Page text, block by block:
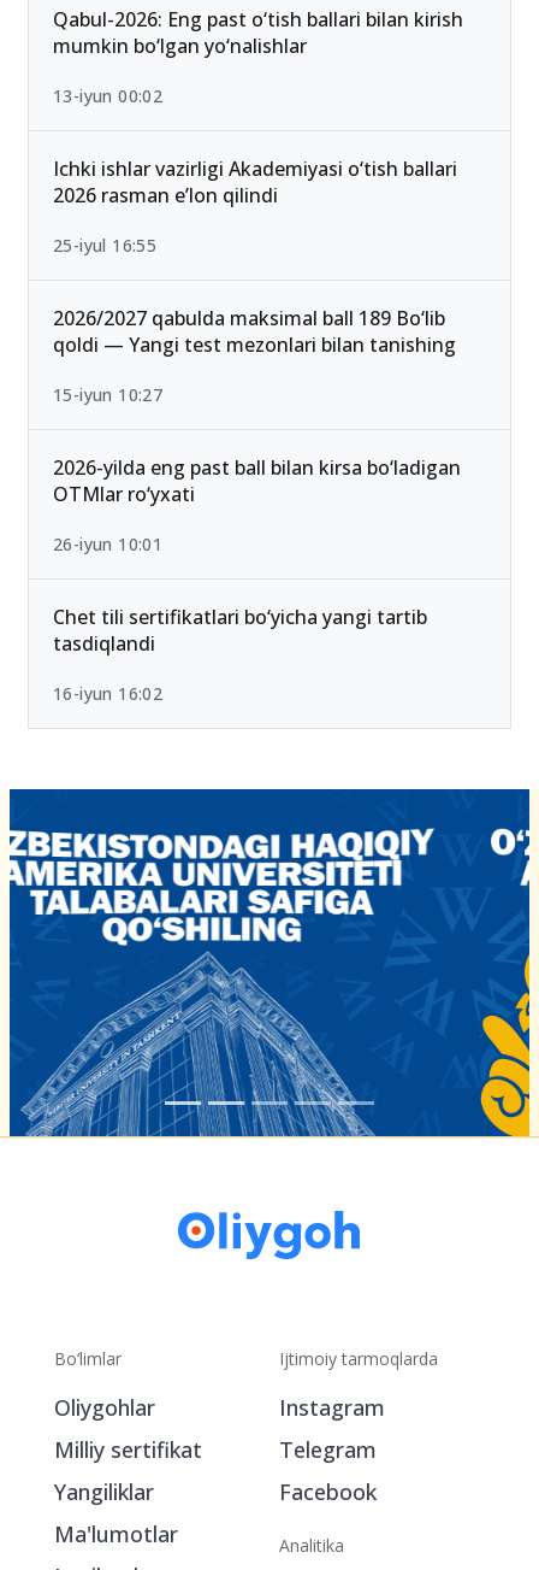
Qabul-2026: Eng past o‘tish ballari bilan kirish
mumkin bo‘lgan yo‘nalishlar
13-iyun 00:02
Ichki ishlar vazirligi Akademiyasi o‘tish ballari
2026 rasman e’lon qilindi
25-iyul 16:55
2026/2027 qabulda maksimal ball 189 Bo‘lib
qoldi — Yangi test mezonlari bilan tanishing
15-iyun 10:27
2026-yilda eng past ball bilan kirsa bo‘ladigan
OTMlar ro‘yxati
26-iyun 10:01
Chet tili sertifikatlari bo‘yicha yangi tartib
tasdiqlandi
16-iyun 16:02
Bo‘limlar
Oliygohlar
Milliy sertifikat
Yangiliklar
Ma'lumotlar
Ijtimoiy tarmoqlarda
Instagram
Telegram
Facebook
Analitika